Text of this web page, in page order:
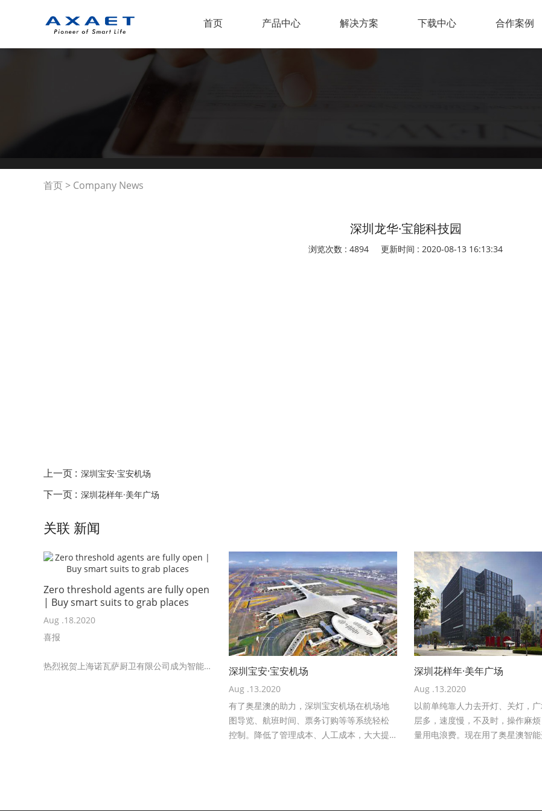
首页 产品中心 解决方案 下载中心 合作案例
首页 > Company News
深圳龙华·宝能科技园
浏览次数 : 4894 更新时间 : 2020-08-13 16:13:34
上一页 : 深圳宝安·宝安机场
下一页 : 深圳花样年·美年广场
关联 新闻
Zero threshold agents are fully open
| Buy smart suits to grab places
Aug .18.2020
喜报
热烈祝贺上海诺瓦萨厨卫有限公司成为智能
深圳宝安·宝安机场
Aug .13.2020
有了奥星澳的助力，深圳宝安机场在机场地
图导览、航班时间、票务订购等等系统轻松
控制。降低了管理成本、人工成本，大大提
深圳花样年·美年广场
Aug .13.2020
以前单纯靠人力去开灯、关灯，
层多，速度慢，不及时，操作麻
量用电浪费。现在用了奥星澳智能